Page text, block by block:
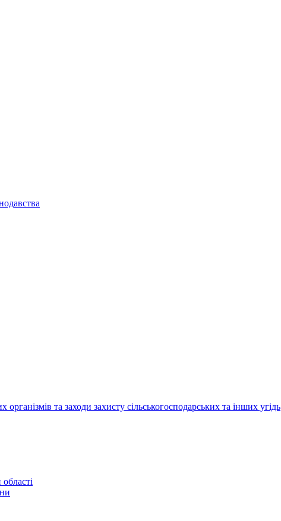
та заходи захисту сільськогосподарських та інших угідь